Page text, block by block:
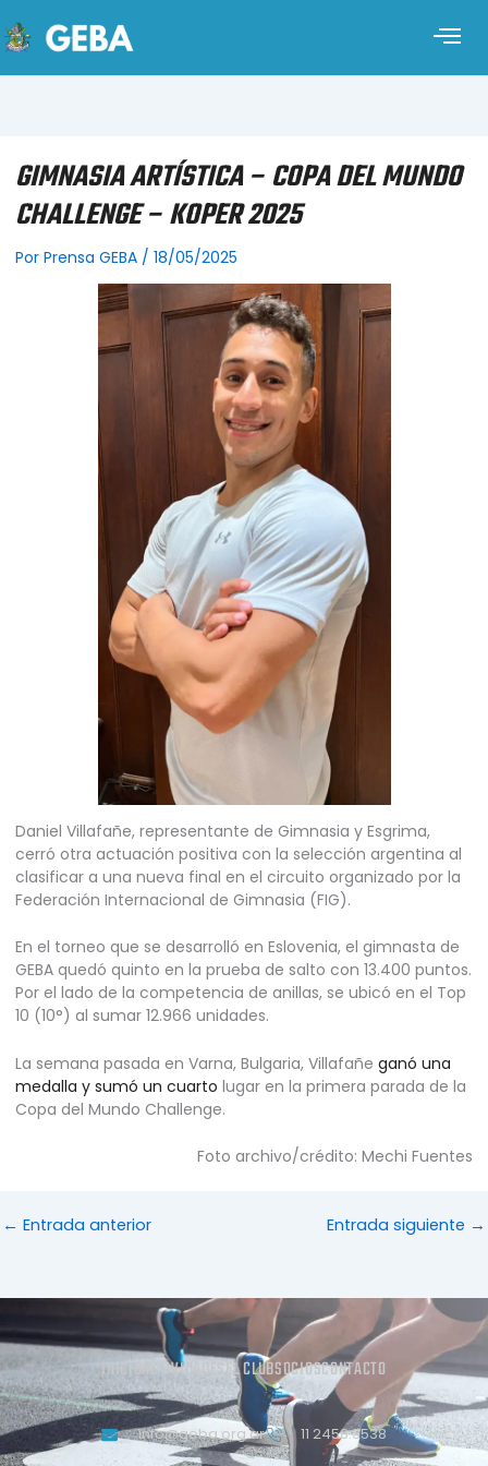
GIMNASIA ARTÍSTICA – COPA DEL MUNDO
CHALLENGE – KOPER 2025
Por Prensa GEBA / 18/05/2025
Daniel Villafañe, representante de Gimnasia y Esgrima,
cerró otra actuación positiva con la selección argentina al
clasificar a una nueva final en el circuito organizado por la
Federación Internacional de Gimnasia (FIG).
En el torneo que se desarrolló en Eslovenia, el gimnasta de
GEBA quedó quinto en la prueba de salto con 13.400 puntos.
Por el lado de la competencia de anillas, se ubicó en el Top
10 (10°) al sumar 12.966 unidades.
La semana pasada en Varna, Bulgaria, Villafañe ganó una
medalla y sumó un cuarto lugar en la primera parada de la
Copa del Mundo Challenge.
Foto archivo/crédito: Mechi Fuentes
← Entrada anterior Entrada siguiente →
INICIOACTIVIDADES EL CLUBSOCIOSCONTACTO
info@geba.org.ar 11 2458.3538